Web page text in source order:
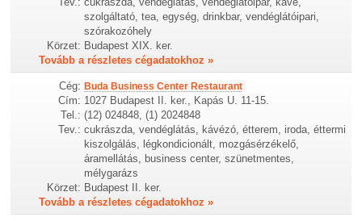
szolgáltató, tea, egység, drinkbar, vendéglátóipari,
szórakozóhely
Körzet: Budapest XIX. ker.
Tovább a részletes cégadatokhoz »
Cég: Buda Business Center Restaurant
Cím: 1027 Budapest II. ker., Kapás U. 11-15.
Tel.: (12) 024848, (1) 2024848
Tev.: cukrászda, vendéglátás, kávézó, étterem, iroda, éttermi
kiszolgálás, légkondicionált, mozgásérzékelő,
áramellátás, business center, szünetmentes,
mélygarázs
Körzet: Budapest II. ker.
Tovább a részletes cégadatokhoz »